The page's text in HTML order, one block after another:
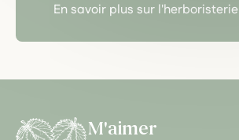
En savoir plus sur l'herboristerie
M'aimer